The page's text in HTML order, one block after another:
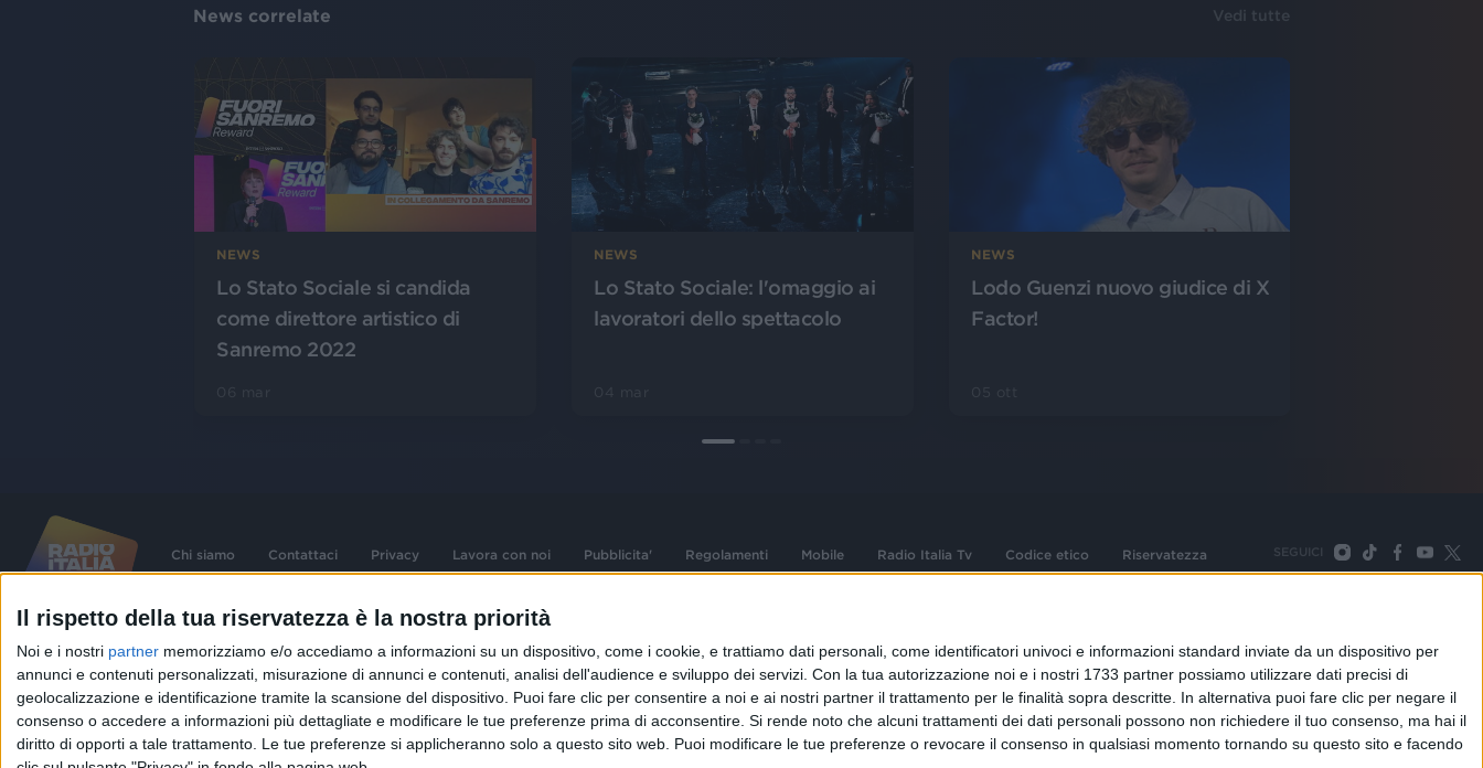
Il rispetto della tua riservatezza è la nostra priorità
Noi e i nostri partner memorizziamo e/o accediamo a informazioni su un dispositivo, come i cookie, e trattiamo dati personali, come identificatori univoci e informazioni standard inviate da un dispositivo per
annunci e contenuti personalizzati, misurazione di annunci e contenuti, analisi dell'audience e sviluppo dei servizi. Con la tua autorizzazione noi e i nostri 1733 partner possiamo utilizzare dati precisi di
geolocalizzazione e identificazione tramite la scansione del dispositivo. Puoi fare clic per consentire a noi e ai nostri partner il trattamento per le finalità sopra descritte. In alternativa puoi fare clic per negare il
consenso o accedere a informazioni più dettagliate e modificare le tue preferenze prima di acconsentire. Si rende noto che alcuni trattamenti dei dati personali possono non richiedere il tuo consenso, ma hai il
diritto di opporti a tale trattamento. Le tue preferenze si applicheranno solo a questo sito web. Puoi modificare le tue preferenze o revocare il consenso in qualsiasi momento tornando su questo sito e facendo
News correlate Vedi tutte
NEWS
Lo Stato Sociale si candida
come direttore artistico di
Sanremo 2022
NEWS
Lo Stato Sociale: l'omaggio ai
lavoratori dello spettacolo
NEWS
Lodo Guenzi nuovo giudice di X
Factor!
Chi siamo Contattaci Privacy Lavora con noi Pubblicita' Regolamenti Mobile Radio Italia Tv Codice etico Riservatezza SEGUICI
contenute nel sito sono stati assolti gli obblighi derivanti dalla normativa dei diritti d'autore e dei diritti
Capitale Sociale € 580.000,00 interamente versato. Iscr. Reg. Imprese Milano - C.F. e n° iscrizione
06832230152. Iscritta al R.E.A. di Milano al n° 1125258. Testata giornalistica Registrata n°286 - 3 Aprile
1987.
02 25444220
Sede Legale: Via Savona 97, 20144 Milano